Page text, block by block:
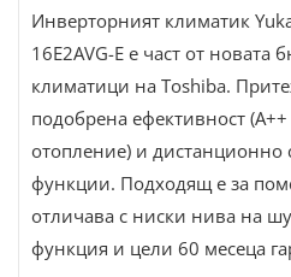
Инверторният климатик
16E2AVG-E е част от новата
климатици на Toshiba.
подобрена ефективност
отопление) и дистанционно
функции. Подходящ е за
отличава с ниски нива на
функция и цели 60 месеца